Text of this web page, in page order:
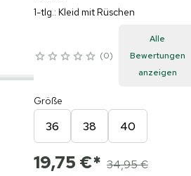
1-tlg.: Kleid mit Rüschen
0
Alle
Bewertungen
anzeigen
Größe
36 38 40
19,75 €* 34,95 €